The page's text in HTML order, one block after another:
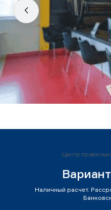
Центр
Наличный расчет.